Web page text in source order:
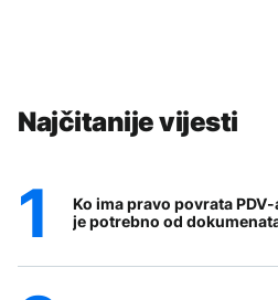
Najčitanije vijesti
Ko ima pravo povrata
je potrebno od